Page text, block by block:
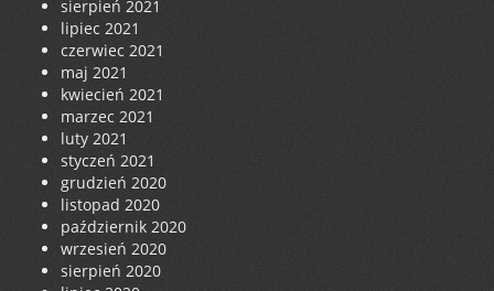
sierpień 2021
lipiec 2021
czerwiec 2021
maj 2021
kwiecień 2021
marzec 2021
luty 2021
styczeń 2021
grudzień 2020
listopad 2020
październik 2020
wrzesień 2020
sierpień 2020